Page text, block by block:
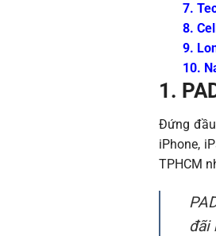
7.
8.
9.
10.
1.
Đứng
iPhone,
TPHCM
đãi